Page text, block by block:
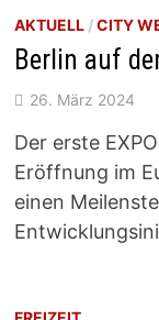
AKTUELL/CITY
Berlin auf
26. März 2024
Der erste
Eröffnung im
einen